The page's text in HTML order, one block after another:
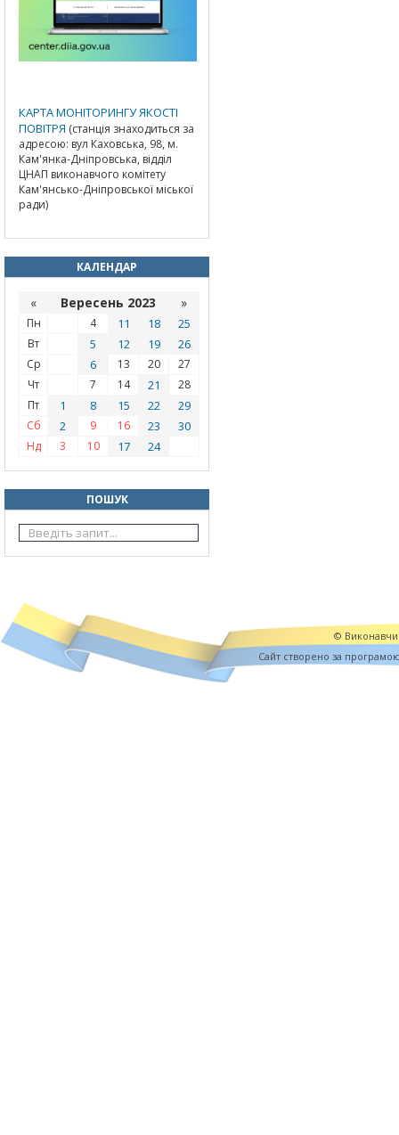
КАРТА МОНІТОРИНГУ ЯКОСТІ
ПОВІТРЯ (станція знаходиться за
адресою: вул Каховська, 98, м.
Кам'янка-Дніпровська, відділ
ЦНАП виконавчого комітету
Кам'янсько-Дніпровської міської
ради)
КАЛЕНДАР
« Вересень 2023 »
Пн 4 11 18 25
Вт 5 12 19 26
Ср 6 13 20
27
Чт
7 14 21
28
Пт
1 8 15 22 29
Сб 2 9 16 23 30
Нд 3 10 17 24
ПОШУК
©
Cайт створено за